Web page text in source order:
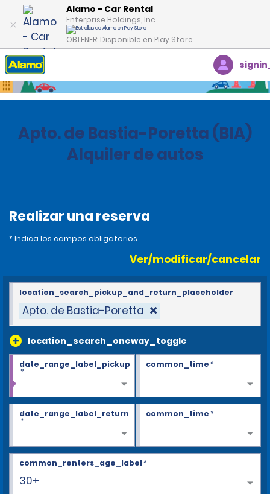
Alamo - Car Rental
Enterprise Holdings, Inc.
OBTENER: Disponible en Play Store
Inicio Oficinas
Apto. de Bastia-Poretta (BIA)
Alquiler de autos
Realizar una reserva
* Indica los campos obligatorios
Ver/modificar/cancelar
Apto. de Bastia-Poretta
location_search_oneway_toggle
location_search_pickup_and_return_placeholder
date_range_label_pickup
*
common_time*
date_range_label_return
*
common_time*
30+
common_renters_age_label*